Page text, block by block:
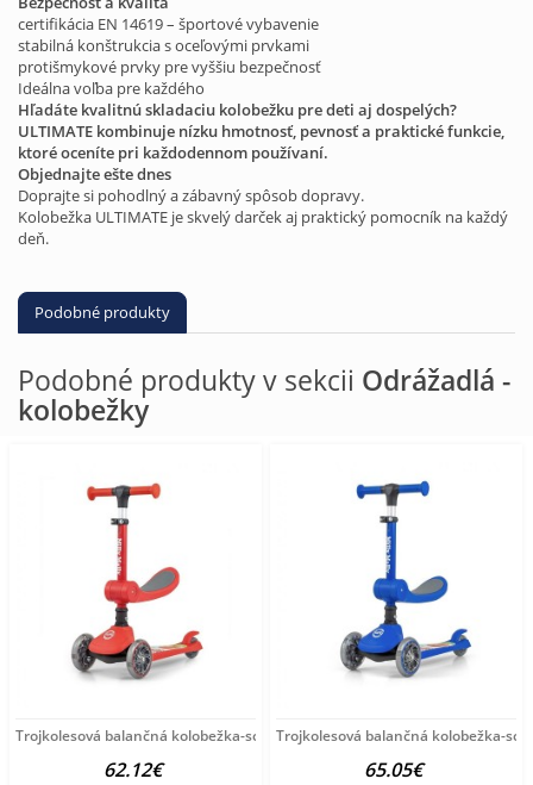
certifikácia EN 14619 – športové vybavenie
stabilná konštrukcia s oceľovými prvkami
protišmykové prvky pre vyššiu bezpečnosť
Ideálna voľba pre každého
Hľadáte kvalitnú skladaciu kolobežku pre deti aj dospelých?
ULTIMATE kombinuje nízku hmotnosť, pevnosť a praktické funkcie,
ktoré oceníte pri každodennom používaní.
Objednajte ešte dnes
Doprajte si pohodlný a zábavný spôsob dopravy.
Kolobežka ULTIMATE je skvelý darček aj praktický pomocník na každý
deň.
Podobné produkty
Podobné produkty v sekcii Odrážadlá -
kolobežky
Trojkolesová balančná kolobežka-scooter so sedadlom FUZZY
62.12€
Trojkolesová balančná kolobežka-
65.05€